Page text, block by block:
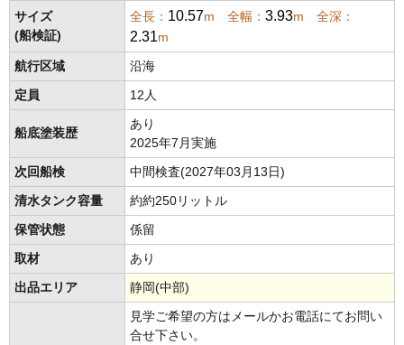
サイズ
(船検証)
全長： 10.57m 全幅： 3.93m 全深：
2.31m
航行区域 沿海
定員 12人
船底塗装歴
あり
2025年7月実施
次回船検 中間検査(2027年03月13日)
清水タンク容量 約約250リットル
保管状態 係留
取材 あり
出品エリア 静岡(中部)
見学ご希望の方はメールかお電話にてお問い
合せ下さい。